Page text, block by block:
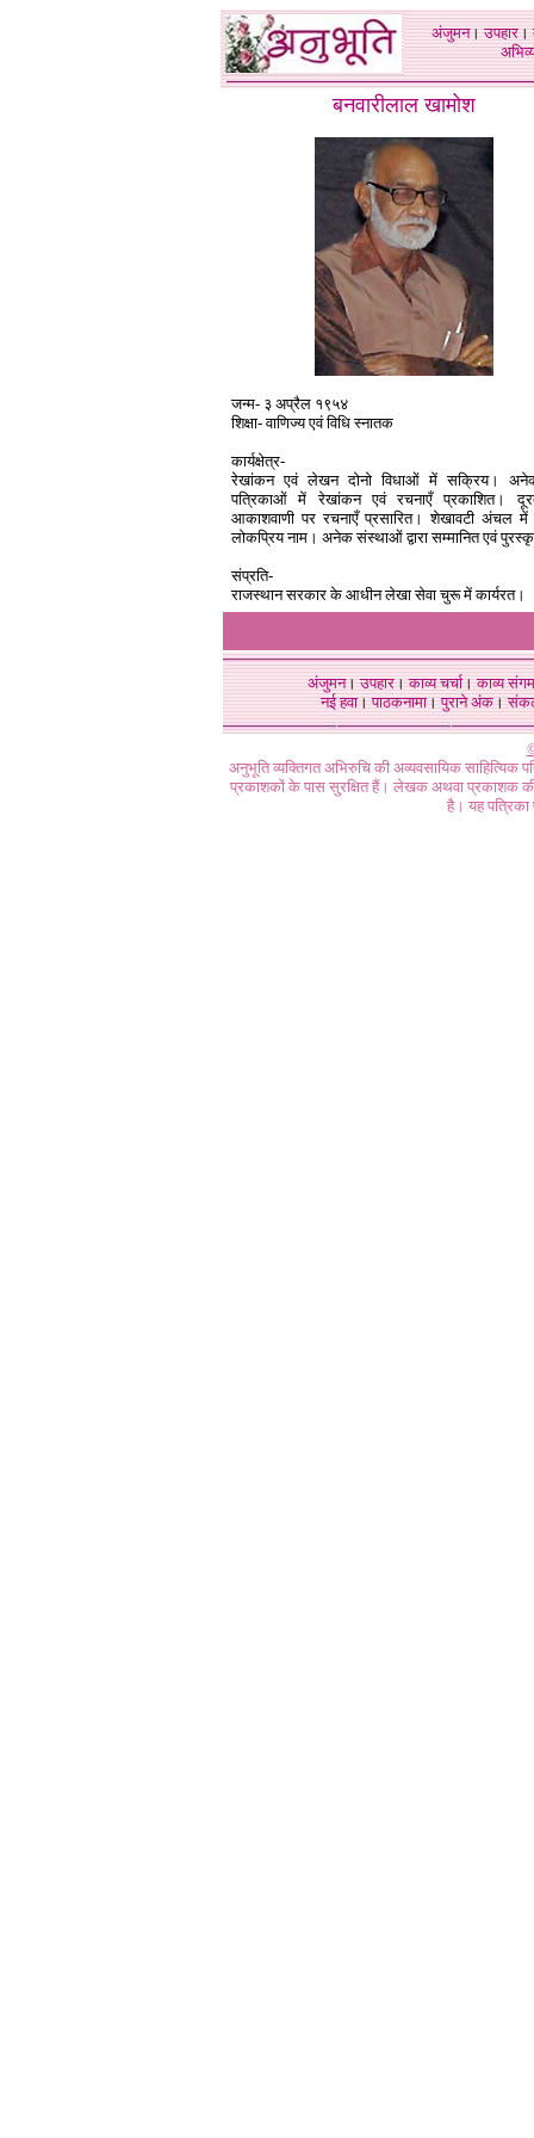
अंजुमन।उपहार।
बनवारीलाल खामोश
जन्म- ३ अप्रैल १९५४
शिक्षा- वाणिज्य एवं विधि स्नातक
कार्यक्षेत्र-
रेखांकन एवं लेखन दोनो विधाओं में सक्रिय।
पत्रिकाओं में रेखांकन एवं रचनाएँ प्रकाशित।
आकाशवाणी पर रचनाएँ प्रसारित। शेखावटी अंचल में
लोकप्रिय नाम। अनेक संस्थाओं द्वारा सम्मानित एवं
संप्रति-
राजस्थान सरकार के आधीन लेखा सेवा चुरू में कार्यरत।
अंजुमन।उपहार।काव्य चर्चा।काव्य संगम
नई हवा। पाठकनामा। पुराने अंक।
अनुभूति व्यक्तिगत अभिरुचि की अव्यवसायिक
प्रकाशकों के पास सुरक्षित हैं। लेखक अथवा प्रकाशक की
है। यह पत्रिका